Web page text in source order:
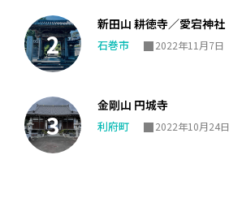
新田山 耕徳寺／愛宕神社
石巻市 2022年11月7日
金剛山 円城寺
利府町 2022年10月24日